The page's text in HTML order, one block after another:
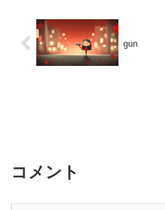
gun
コメント